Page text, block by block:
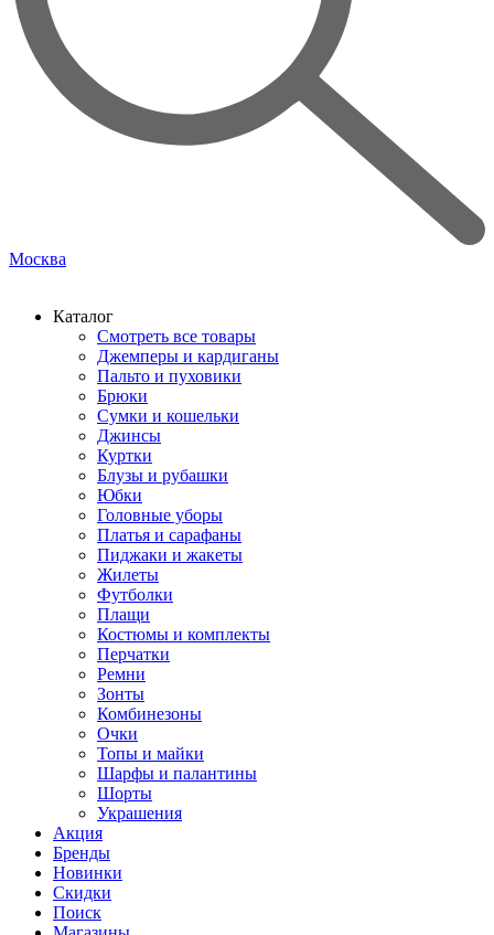
Москва
Каталог
Смотреть все товары
Джемперы и кардиганы
Пальто и пуховики
Брюки
Сумки и кошельки
Джинсы
Куртки
Блузы и рубашки
Юбки
Головные уборы
Платья и сарафаны
Пиджаки и жакеты
Жилеты
Футболки
Плащи
Костюмы и комплекты
Перчатки
Ремни
Зонты
Комбинезоны
Очки
Топы и майки
Шарфы и палантины
Шорты
Украшения
Акция
Бренды
Новинки
Скидки
Поиск